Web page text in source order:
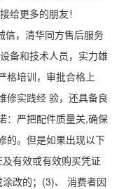
给更多的朋友！
信，清华同方售后服务
备和技术人员，实力雄
格培训，审批合格上
修实践经 验，还具备良
：严把配件质量关,确保
的。但是如果出现以下
有效或有效购买凭证
改的；(3)、 消费者因